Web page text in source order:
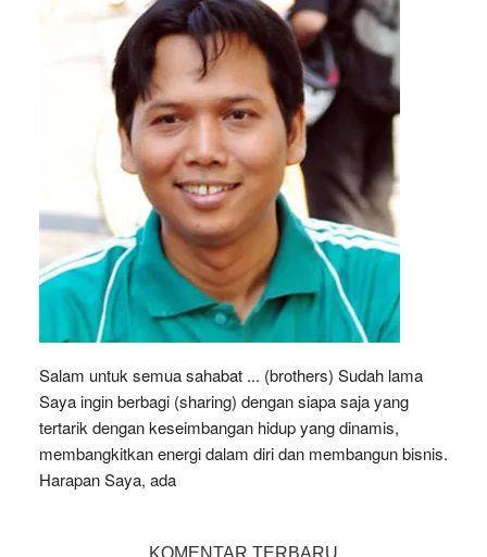
Salam untuk semua sahabat ... (brothers) Sudah lama
Saya ingin berbagi (sharing) dengan siapa saja yang
tertarik dengan keseimbangan hidup yang dinamis,
membangkitkan energi dalam diri dan membangun bisnis.
Harapan Saya, ada
KOMENTAR TERBARU